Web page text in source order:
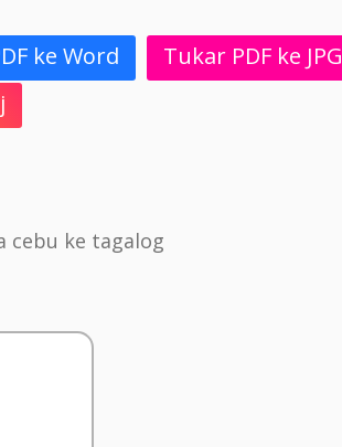
ke Word Tukar PDF ke JPG
cebu ke tagalog